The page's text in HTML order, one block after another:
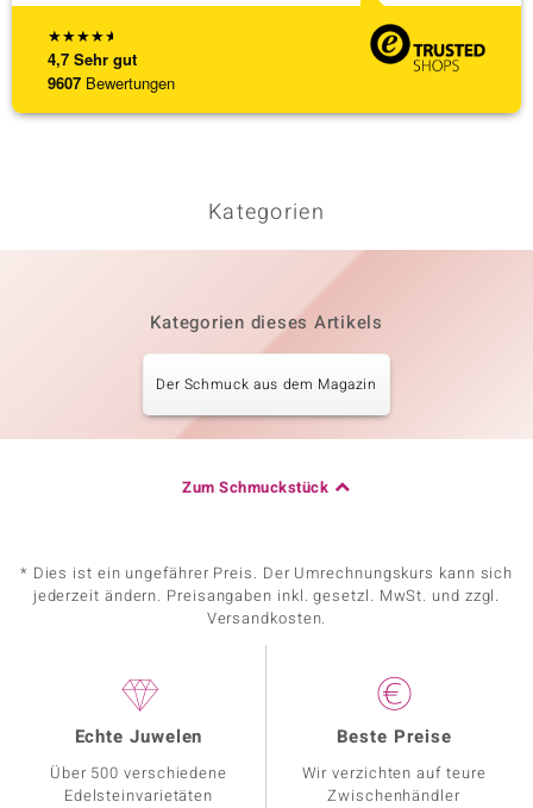
★★★★★
4,7 Sehr gut
9607 Bewertungen
Kategorien
Kategorien dieses Artikels
Der Schmuck aus dem Magazin
Zum Schmuckstück
* Dies ist ein ungefährer Preis. Der Umrechnungskurs kann sich
jederzeit ändern. Preisangaben inkl. gesetzl. MwSt. und zzgl.
Versandkosten.
Echte Juwelen
Über 500 verschiedene
Edelsteinvarietäten
Beste Preise
Wir verzichten auf teure
Zwischenhändler